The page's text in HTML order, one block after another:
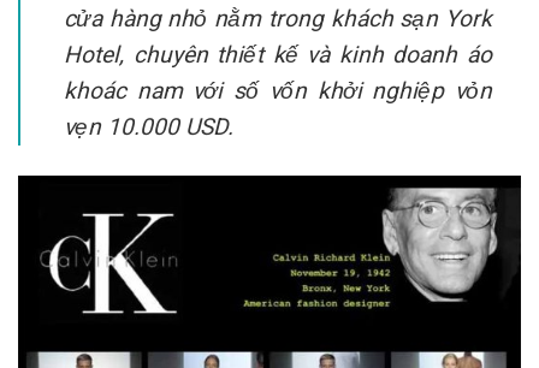
cửa hàng nhỏ nằm trong khách sạn York
Hotel, chuyên thiết kế và kinh doanh áo
khoác nam với số vốn khởi nghiệp vỏn
vẹn 10.000 USD.